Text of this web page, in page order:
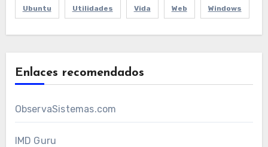
Ubuntu Utilidades Vida Web Windows
Enlaces recomendados
ObservaSistemas.com
IMD Guru